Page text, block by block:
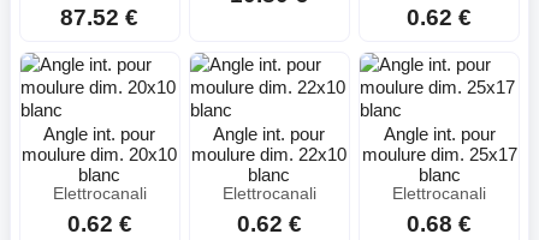
87.52 € 0.62 €
Angle int. pour
moulure dim. 20x10
blanc
Elettrocanali
0.62 €
Angle int. pour
moulure dim. 22x10
blanc
Elettrocanali
0.62 €
Angle int. pour
moulure dim. 25x17
blanc
Elettrocanali
0.68 €